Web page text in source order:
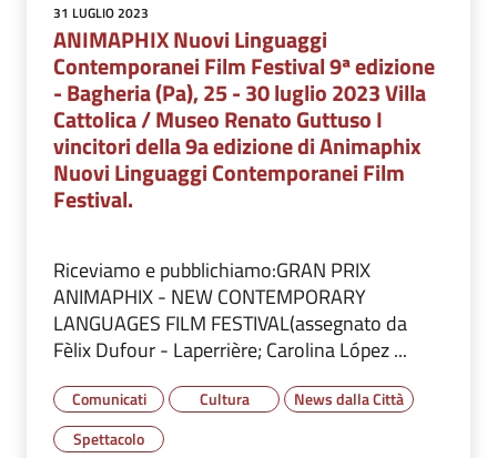
31 LUGLIO 2023
ANIMAPHIX Nuovi Linguaggi
Contemporanei Film Festival 9ª edizione
- Bagheria (Pa), 25 - 30 luglio 2023 Villa
Cattolica / Museo Renato Guttuso I
vincitori della 9a edizione di Animaphix
Nuovi Linguaggi Contemporanei Film
Festival.
Riceviamo e pubblichiamo:GRAN PRIX
ANIMAPHIX - NEW CONTEMPORARY
LANGUAGES FILM FESTIVAL(assegnato da
Fèlix Dufour - Laperrière; Carolina López ...
Comunicati Cultura
News dalla Città
Spettacolo